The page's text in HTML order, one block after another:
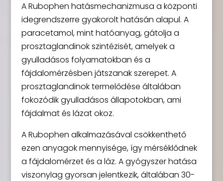
A Rubophen hatásmechanizmusa a központi
idegrendszerre gyakorolt hatásán alapul. A
paracetamol, mint hatóanyag, gátolja a
prosztaglandinok szintézisét, amelyek a
gyulladásos folyamatokban és a
fájdalomérzésben játszanak szerepet. A
prosztaglandinok termelődése általában
fokozódik gyulladásos állapotokban, ami
fájdalmat és lázat okoz.
A Rubophen alkalmazásával csökkenthető
ezen anyagok mennyisége, így mérséklődnek
a fájdalomérzet és a láz. A gyógyszer hatása
viszonylag gyorsan jelentkezik, általában 30-